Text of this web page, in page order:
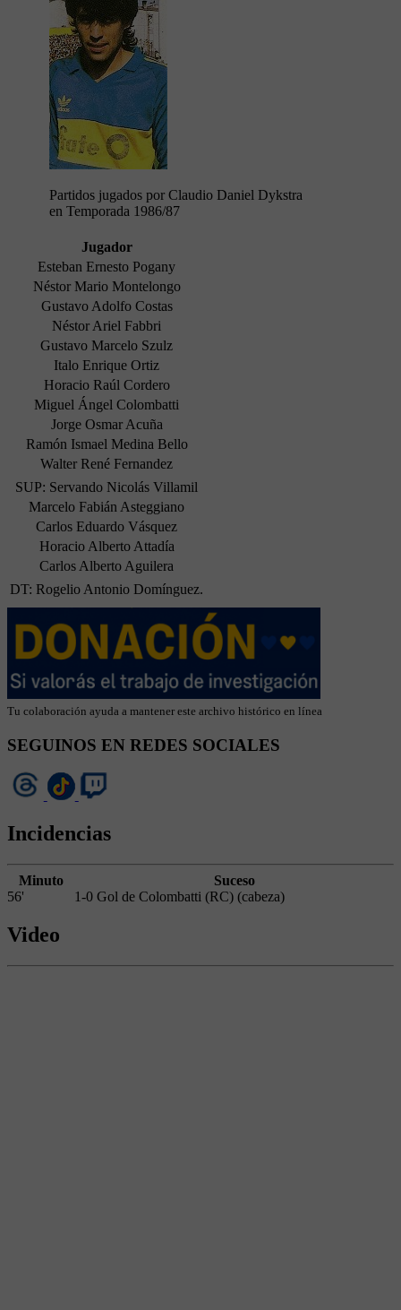
Partidos jugados por Claudio Daniel Dykstra
en Temporada 1986/87
Jugador
Esteban Ernesto Pogany
Néstor Mario Montelongo
Gustavo Adolfo Costas
Néstor Ariel Fabbri
Gustavo Marcelo Szulz
Italo Enrique Ortiz
Horacio Raúl Cordero
Miguel Ángel Colombatti
Jorge Osmar Acuña
Ramón Ismael Medina Bello
Walter René Fernandez
SUP: Servando Nicolás Villamil
Marcelo Fabián Asteggiano
Carlos Eduardo Vásquez
Horacio Alberto Attadía
Carlos Alberto Aguilera
DT: Rogelio Antonio Domínguez.
Tu colaboración ayuda a mantener este archivo histórico en línea
SEGUINOS EN REDES SOCIALES
Incidencias
Minuto
Suceso
56'
1-0 Gol de Colombatti (RC) (cabeza)
Video